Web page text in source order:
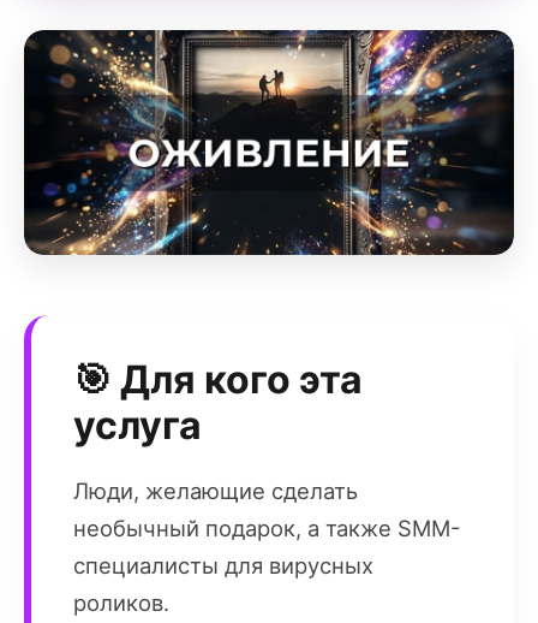
🎯 Для кого эта
услуга
Люди, желающие сделать
необычный подарок, а также SMM-
специалисты для вирусных
роликов.